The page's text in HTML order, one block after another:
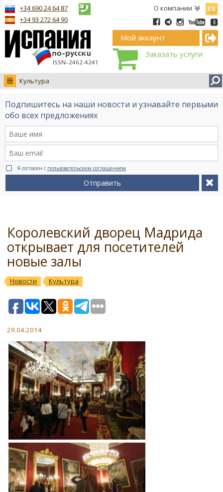
О компании
ISSN–2462-4241
+34 690 24 64 87
+34 93 272 64 90
Мой аккаунт
Заказать услуги
Культура
Новости
Интервью
Видео Ruso.TV
BCN life
Сервис на немецком
Подпишитесь на наши новости и узнавайте первыми
обо всех предложениях
Я согласен с пользовательским соглашением
Отправить
Королевский дворец Мадрида
открывает для посетителей
новые залы
Новости Культура
29.04.2014